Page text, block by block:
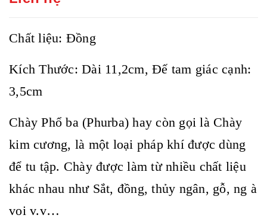
Chất liệu: Đồng
Kích Thước: Dài 11,2cm, Đế tam giác cạnh:
3,5cm
Chày Phổ ba (Phurba) hay còn gọi là Chày
kim cương, là một loại pháp khí được dùng
để tu tập. Chày được làm từ nhiều chất liệu
khác nhau như Sắt, đồng, thủy ngân, gỗ, ng à
voi v.v…